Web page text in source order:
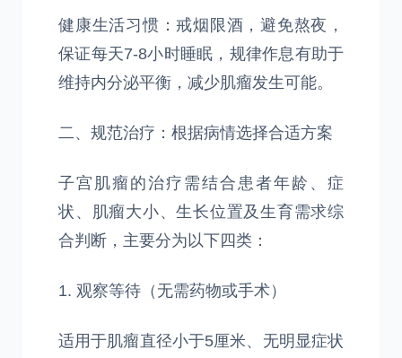
健康生活习惯：戒烟限酒，避免熬夜，
保证每天7-8小时睡眠，规律作息有助于
维持内分泌平衡，减少肌瘤发生可能。
二、规范治疗：根据病情选择合适方案
子宫肌瘤的治疗需结合患者年龄、症
状、肌瘤大小、生长位置及生育需求综
合判断，主要分为以下四类：
1. 观察等待（无需药物或手术）
适用于肌瘤直径小于5厘米、无明显症状